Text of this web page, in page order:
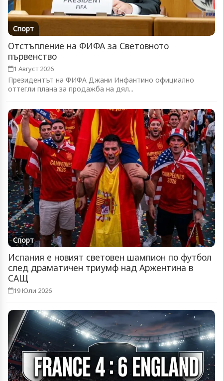
Спорт
Отстъпление на ФИФА за Световното
първенство
1 Август 2026
Президентът на ФИФА Джани Инфантино официално
оттегли плана за продажба на дял...
Спорт
Испания е новият световен шампион по футбол
след драматичен триумф над Аржентина в
САЩ
19 Юли 2026